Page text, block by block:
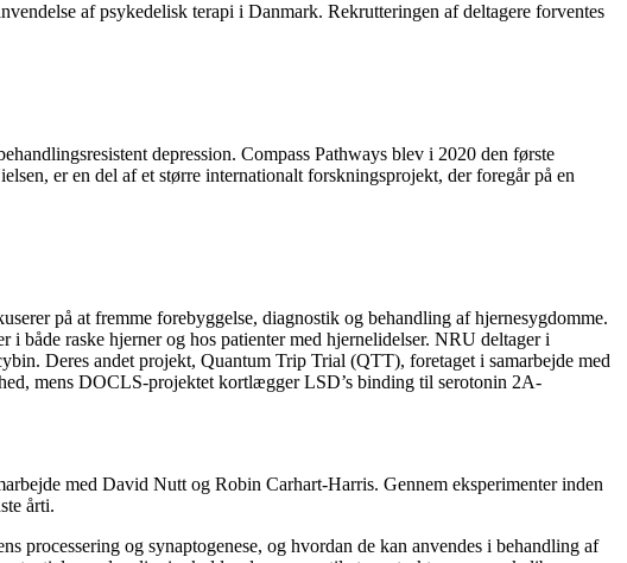
af psykedelisk terapi i Danmark. Rekrutteringen af deltagere forventes
depression. Compass Pathways blev i 2020 den første
er en del af et større internationalt forskningsprojekt, der foregår på en
på at fremme forebyggelse, diagnostik og behandling af hjernesygdomme.
både raske hjerner og hos patienter med hjernelidelser. NRU deltager i
Deres andet projekt, Quantum Trip Trial (QTT), foretaget i samarbejde med
mens DOCLS-projektet kortlægger LSD’s binding til serotonin 2A-
med David Nutt og Robin Carhart-Harris. Gennem eksperimenter inden
årti.
og synaptogenese, og hvordan de kan anvendes i behandling af